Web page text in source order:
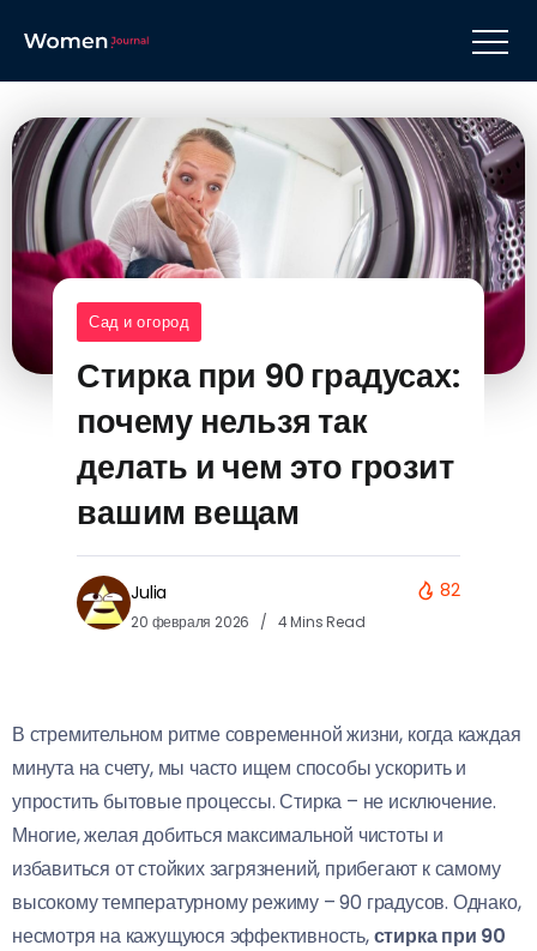
Сад и огород
Стирка при 90 градусах:
почему нельзя так
делать и чем это грозит
вашим вещам
Julia
20 февраля 2026 4 Mins Read
82
В стремительном ритме современной жизни, когда каждая
минута на счету, мы часто ищем способы ускорить и
упростить бытовые процессы. Стирка – не исключение.
Многие, желая добиться максимальной чистоты и
избавиться от стойких загрязнений, прибегают к самому
высокому температурному режиму – 90 градусов. Однако,
несмотря на кажущуюся эффективность,стирка при 90